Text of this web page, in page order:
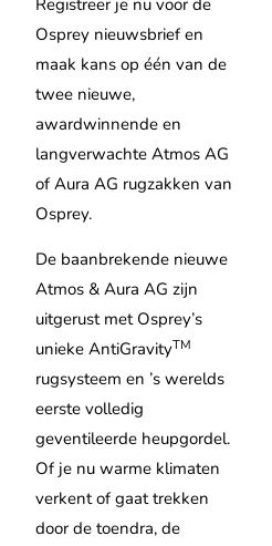
Registreer je nu voor de
Osprey nieuwsbrief en
maak kans op één van de
twee nieuwe,
awardwinnende en
langverwachte Atmos AG
of Aura AG rugzakken van
Osprey.
De baanbrekende nieuwe
Atmos & Aura AG zijn
uitgerust met Osprey’s
unieke AntiGravityTM
rugsysteem en ’s werelds
eerste volledig
geventileerde heupgordel.
Of je nu warme klimaten
verkent of gaat trekken
door de toendra, de